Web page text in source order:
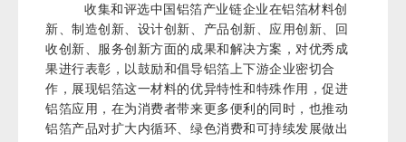
收集和评选中国铝箔产业链企业在铝箔材料创
新、制造创新、设计创新、产品创新、应用创新、回
收创新、服务创新方面的成果和解决方案，对优秀成
果进行表彰，以鼓励和倡导铝箔上下游企业密切合
作，展现铝箔这一材料的优异特性和特殊作用，促进
铝箔应用，在为消费者带来更多便利的同时，也推动
铝箔产品对扩大内循环、绿色消费和可持续发展做出